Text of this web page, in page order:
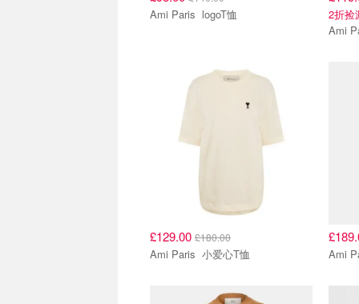
Ami Paris logoT恤 2折捡
£129.00 £180.00
Ami Paris 小爱心T恤